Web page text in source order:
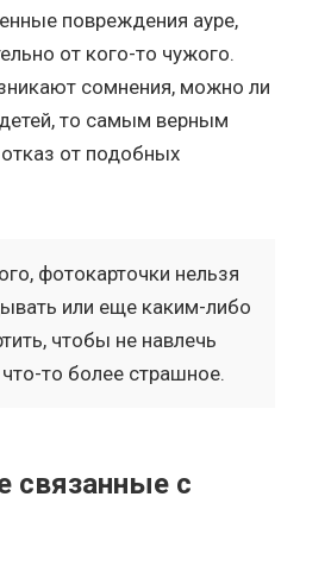
повреждения ауре,
от кого-то чужого.
сомнения, можно ли
то самым верным
от подобных
фотокарточки нельзя
или еще каким-либо
чтобы не навлечь
то более страшное.
связанные с